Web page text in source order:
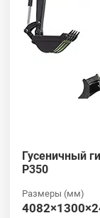
Гусеничный
P350
Размеры (мм)